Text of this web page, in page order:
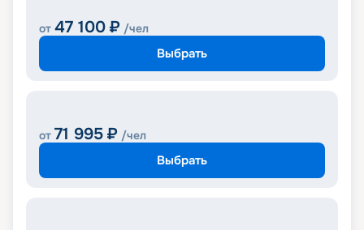
от 47 100 ₽ /чел
Выбрать
от 71 995 ₽ /чел
Выбрать